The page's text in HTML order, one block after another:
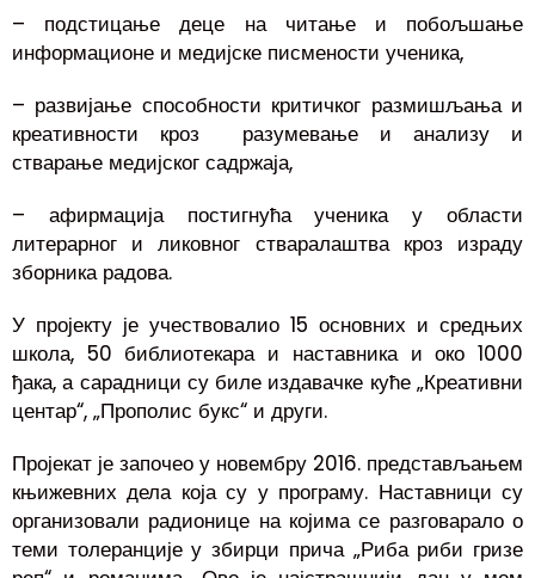
– подстицање деце на читање и побољшање
информационе и медијске писмености ученика,
– развијање способности критичког размишљања и
креативности кроз разумевање и анализу и
стварање медијског садржаја,
– афирмација постигнућа ученика у области
литерарног и ликовног стваралаштва кроз израду
зборника радова.
У пројекту је учествовалио 15 основних и средњих
школа, 50 библиотекара и наставника и око 1000
ђака, а сарадници су биле издавачке куће „Креативни
центар“, „Прополис букс“ и други.
Пројекат је започео у новембру 2016. представљањем
књижевних дела која су у програму. Наставници су
организовали радионице на којима се разговарало о
теми толеранције у збирци прича „Риба риби гризе